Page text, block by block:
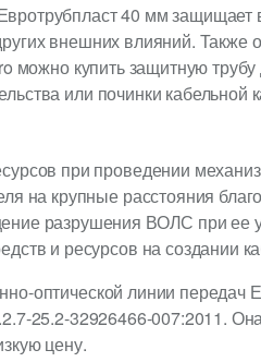
40 мм защищает
внешних влияний. Также
можно купить защитную
или починки кабельной
при проведении
на крупные расстояния
разрушения ВОЛС при ее
и ресурсов на создании
оптической линии передач
25.2-32926466-007:2011.
цену.